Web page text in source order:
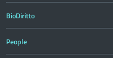
BioDiritto
People